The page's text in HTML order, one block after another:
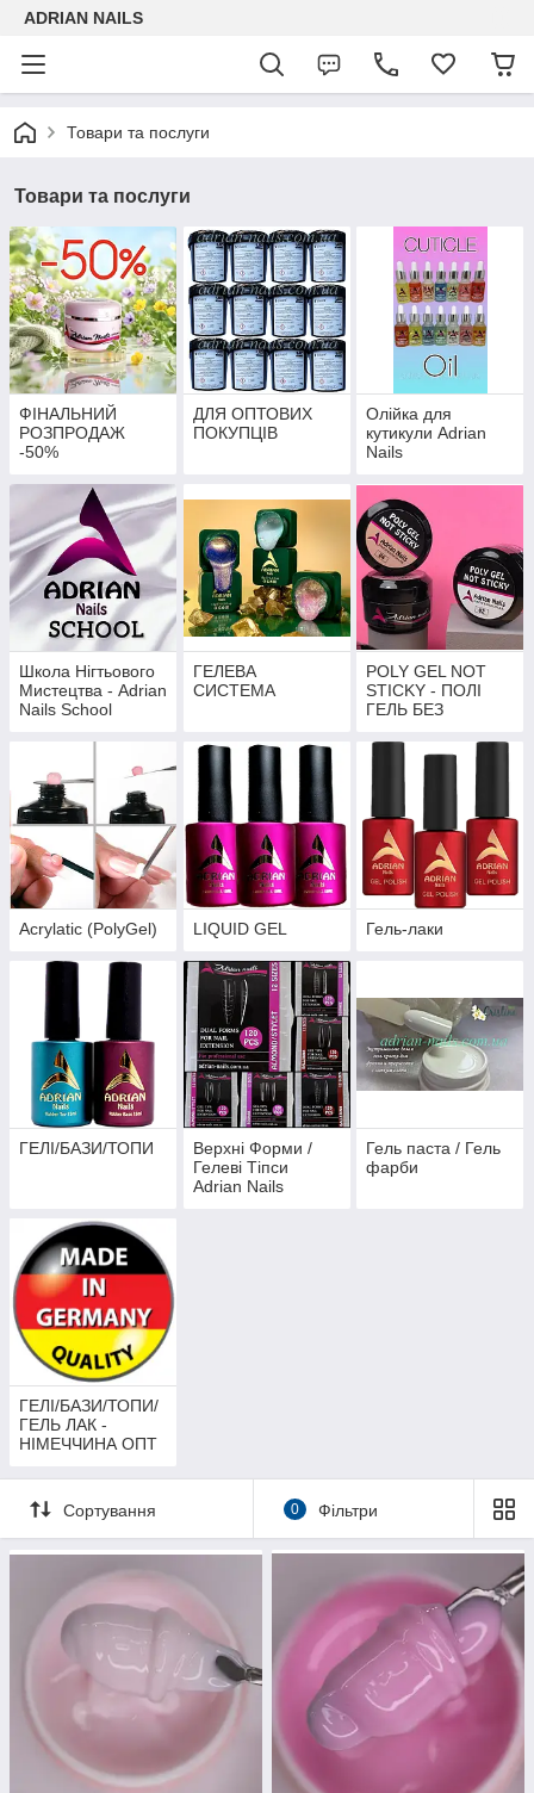
ADRIAN NAILS
Товари та послуги
Товари та послуги
ФІНАЛЬНИЙ
РОЗПРОДАЖ
-50%
ДЛЯ ОПТОВИХ
ПОКУПЦІВ
Олійка для
кутикули Adrian
Nails
Школа Нігтьового
Мистецтва - Adrian
Nails School
ГЕЛЕВА
СИСТЕМА
POLY GEL NOT
STICKY - ПОЛІ
ГЕЛЬ БЕЗ
Acrylatic (PolyGel) LIQUID GEL Гель-лаки
ГЕЛІ/БАЗИ/ТОПИ
Верхні Форми /
Гелеві Тіпси
Adrian Nails
Гель паста / Гель
фарби
ГЕЛІ/БАЗИ/ТОПИ/
ГЕЛЬ ЛАК -
НІМЕЧЧИНА ОПТ
Сортування 0 Фільтри